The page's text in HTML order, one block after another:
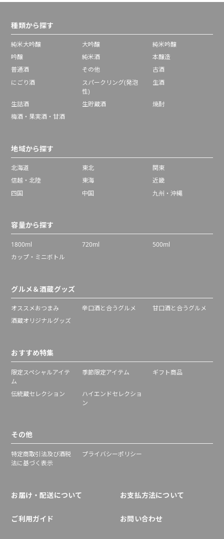
種類から探す
純米大吟醸 大吟醸
純米吟醸
吟醸
純米酒
本醸造
普通酒
その他
古酒
にごり酒
スパークリング(発泡
性)
生酒
生詰酒 生貯蔵酒
焼酎
梅酒・果実酒・甘酒
地域から探す
北海道 東北
関東
信越・北陸
東海
近畿
四国
中国 九州・沖縄
容量から探す
1800ml 720ml
500ml
カップ・ミニボトル
グルメ＆酒蔵グッズ
オススメおつまみ 辛口酒と合うグルメ
甘口酒と合うグルメ
酒蔵オリジナルグッズ
おすすめ特集
限定スペシャルアイテ
ム
季節限定アイテム ギフト商品
伝統蔵セレクション
ハイエンドセレクショ
ン
その他
特定商取引法及び酒税
法に基づく表示
プライバシーポリシー
お届け・配送について お支払方法について
ご利用ガイド お問い合わせ